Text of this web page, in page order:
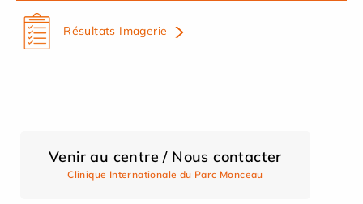
Résultats Imagerie
Venir au centre / Nous contacter
Clinique Internationale du Parc Monceau